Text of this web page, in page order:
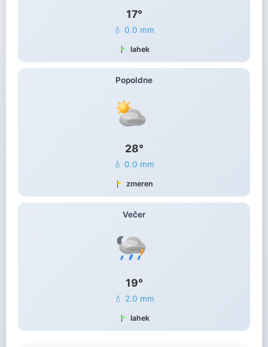
17°
💧 0.0 mm
lahek
Popoldne
28°
💧 0.0 mm
zmeren
Večer
19°
💧 2.0 mm
lahek